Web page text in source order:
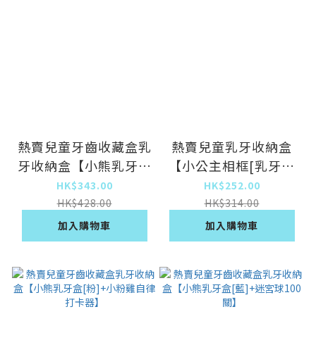
熱賣兒童牙齒收藏盒乳
牙收納盒【小熊乳牙盒
[藍]+小黃雞自律打卡
器】
HK$343.00
HK$428.00
加入購物車
熱賣兒童乳牙收納盒
【小公主相框[乳牙收
納盒]】
HK$252.00
HK$314.00
加入購物車